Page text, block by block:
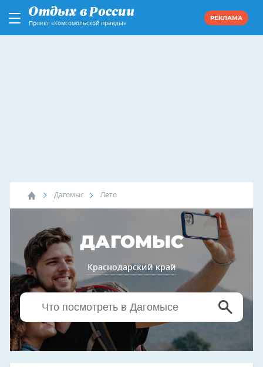
Проект «Комсомольской правды»
РЕКЛАМА
Дагомыс Лето
ДАГОМЫС
Краснодарский край